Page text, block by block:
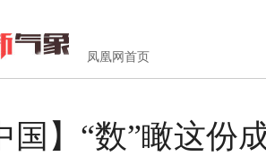
凤凰网首页
国】“数”瞰这份